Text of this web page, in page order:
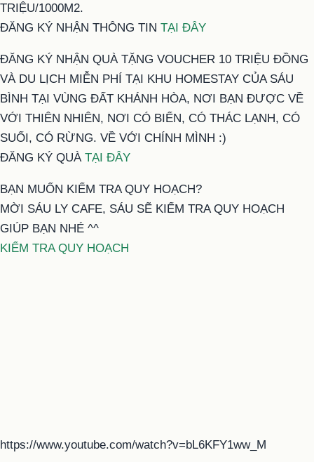
TRIỆU/1000M2.
ĐĂNG KÝ NHẬN THÔNG TIN TẠI ĐÂY
ĐĂNG KÝ NHẬN QUÀ TẶNG VOUCHER 10 TRIỆU ĐỒNG
VÀ DU LỊCH MIỄN PHÍ TẠI KHU HOMESTAY CỦA SÁU
BÌNH TẠI VÙNG ĐẤT KHÁNH HÒA, NƠI BẠN ĐƯỢC VỀ
VỚI THIÊN NHIÊN, NƠI CÓ BIỂN, CÓ THÁC LẠNH, CÓ
SUỐI, CÓ RỪNG. VỀ VỚI CHÍNH MÌNH :)
ĐĂNG KÝ QUÀ TẠI ĐÂY
BẠN MUỐN KIỂM TRA QUY HOẠCH?
MỜI SÁU LY CAFE, SÁU SẼ KIỂM TRA QUY HOẠCH
GIÚP BẠN NHÉ ^^
KIỂM TRA QUY HOẠCH
https://www.youtube.com/watch?v=bL6KFY1ww_M